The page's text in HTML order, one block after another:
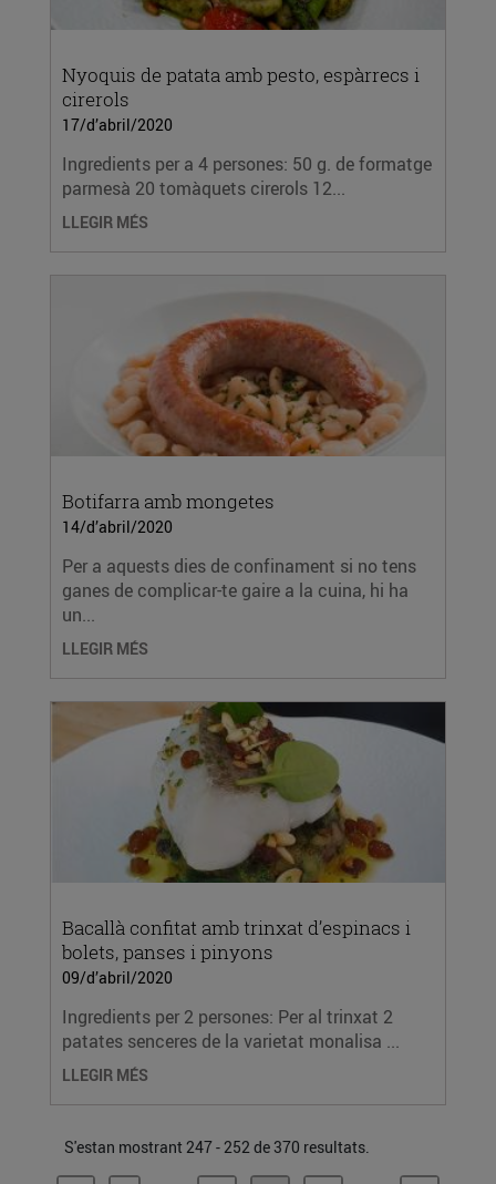
Nyoquis de patata amb pesto, espàrrecs i
cirerols
17/d’abril/2020
Ingredients per a 4 persones: 50 g. de formatge
parmesà 20 tomàquets cirerols 12...
LLEGIR MÉS
Botifarra amb mongetes
14/d’abril/2020
Per a aquests dies de confinament si no tens
ganes de complicar-te gaire a la cuina, hi ha
un...
LLEGIR MÉS
Bacallà confitat amb trinxat d’espinacs i
bolets, panses i pinyons
09/d’abril/2020
Ingredients per 2 persones: Per al trinxat 2
patates senceres de la varietat monalisa ...
LLEGIR MÉS
S'estan mostrant 247 - 252 de 370 resultats.